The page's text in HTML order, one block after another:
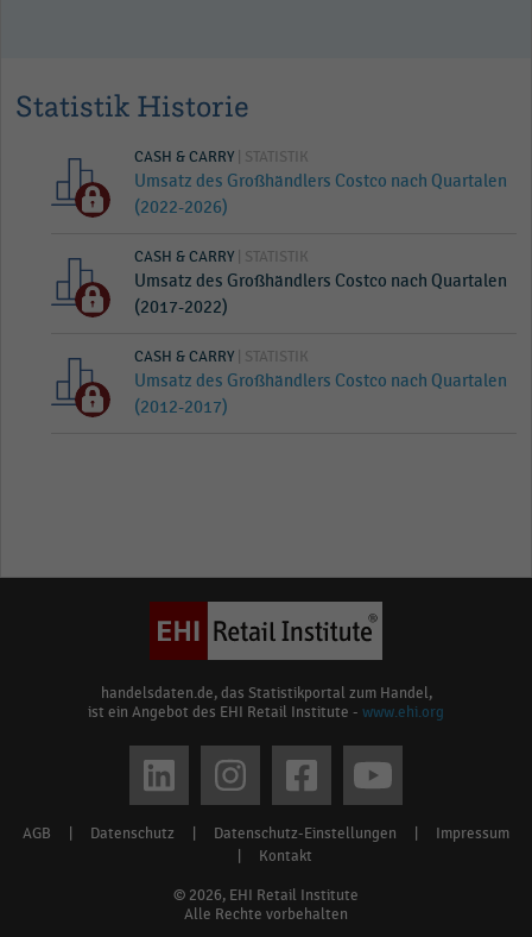
Statistik Historie
CASH & CARRY | STATISTIK
Umsatz des Großhändlers Costco nach Quartalen
(2022-2026)
CASH & CARRY | STATISTIK
Umsatz des Großhändlers Costco nach Quartalen
(2017-2022)
CASH & CARRY | STATISTIK
Umsatz des Großhändlers Costco nach Quartalen
(2012-2017)
handelsdaten.de, das Statistikportal zum Handel,
ist ein Angebot des EHI Retail Institute - www.ehi.org
© 2026, EHI Retail Institute
Alle Rechte vorbehalten
Footer
AGB Datenschutz Datenschutz-Einstellungen
Impressum
Kontakt